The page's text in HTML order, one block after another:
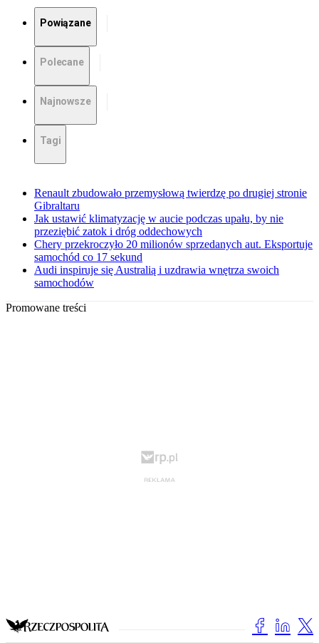
Powiązane
Polecane
Najnowsze
Tagi
Renault zbudowało przemysłową twierdzę po drugiej stronie
Gibraltaru
Jak ustawić klimatyzację w aucie podczas upału, by nie
przeziębić zatok i dróg oddechowych
Chery przekroczyło 20 milionów sprzedanych aut. Eksportuje
samochód co 17 sekund
Audi inspiruje się Australią i uzdrawia wnętrza swoich
samochodów
Promowane treści